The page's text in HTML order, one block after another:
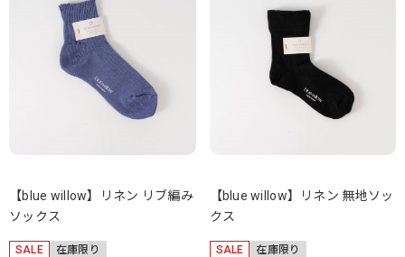
【blue willow】リネン リブ編み
ソックス
SALE 在庫限り
【blue willow】リネン 無地ソッ
クス
SALE 在庫限り